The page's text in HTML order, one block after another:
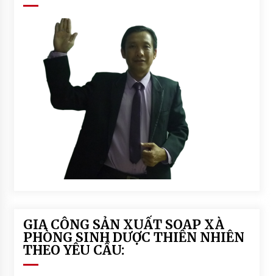
GIA CÔNG SẢN XUẤT SOAP XÀ
PHÒNG SINH DƯỢC THIÊN NHIÊN
THEO YÊU CẦU: